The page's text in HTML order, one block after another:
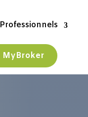
Professionnels